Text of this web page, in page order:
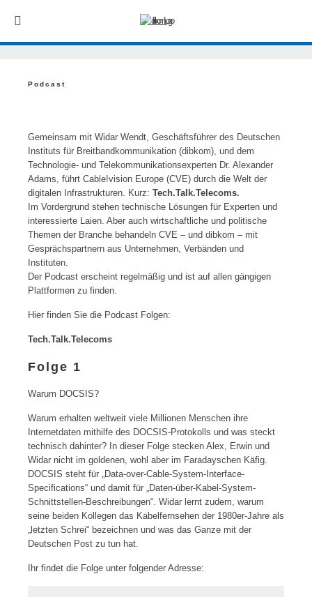
Podcast
Gemeinsam mit Widar Wendt, Geschäftsführer des Deutschen
Instituts für Breitbandkommunikation (dibkom), und dem
Technologie- und Telekommunikationsexperten Dr. Alexander
Adams, führt Cable!vision Europe (CVE) durch die Welt der
digitalen Infrastrukturen. Kurz: Tech.Talk.Telecoms.
Im Vordergrund stehen technische Lösungen für Experten und
interessierte Laien. Aber auch wirtschaftliche und politische
Themen der Branche behandeln CVE – und dibkom – mit
Gesprächspartnern aus Unternehmen, Verbänden und
Instituten.
Der Podcast erscheint regelmäßig und ist auf allen gängigen
Plattformen zu finden.
Hier finden Sie die Podcast Folgen:
Tech.Talk.Telecoms
Folge 1
Warum DOCSIS?
Warum erhalten weltweit viele Millionen Menschen ihre
Internetdaten mithilfe des DOCSIS-Protokolls und was steckt
technisch dahinter? In dieser Folge stecken Alex, Erwin und
Widar nicht im goldenen, wohl aber im Faradayschen Käfig.
DOCSIS steht für „Data-over-Cable-System-Interface-
Specifications“ und damit für „Daten-über-Kabel-System-
Schnittstellen-Beschreibungen“. Widar lernt zudem, warum
seine beiden Kollegen das Kabelfernsehen der 1980er-Jahre als
„letzten Schrei“ bezeichnen und was das Ganze mit der
Deutschen Post zu tun hat.
Ihr findet die Folge unter folgender Adresse: